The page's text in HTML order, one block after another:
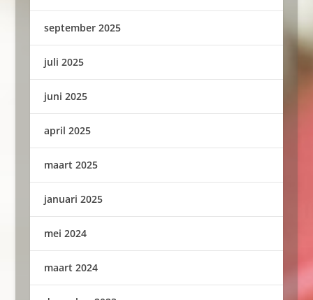
september 2025
juli 2025
juni 2025
april 2025
maart 2025
januari 2025
mei 2024
maart 2024